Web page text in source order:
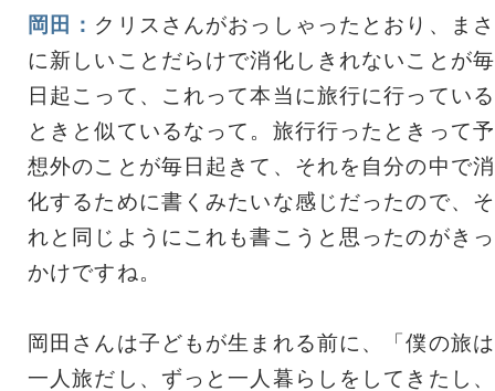
岡田： クリスさんがおっしゃったとおり、まさ
に新しいことだらけで消化しきれないことが毎
日起こって、これって本当に旅行に行っている
ときと似ているなって。旅行行ったときって予
想外のことが毎日起きて、それを自分の中で消
化するために書くみたいな感じだったので、そ
れと同じようにこれも書こうと思ったのがきっ
かけですね。
岡田さんは子どもが生まれる前に、「僕の旅は
一人旅だし、ずっと一人暮らしをしてきたし、